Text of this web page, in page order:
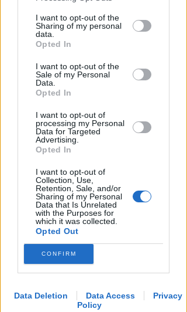
disclosure of your personal information
by third parties on the IAB’s list of
downstream participants.
by us to third parties on the IAB’s List of
Downstream Participants that may
further disclose it to other third parties.
I want to opt-out of the
Sharing of my personal
data.
Opted In
I want to opt-out of the
Sale of my Personal
Data.
Opted In
I want to opt-out of
processing my Personal
Data for Targeted
Advertising.
Opted In
I want to opt-out of
Collection, Use,
Retention, Sale, and/or
Sharing of my Personal
Data that Is Unrelated
with the Purposes for
which it was collected.
Opted Out
CONFIRM
Data Deletion Data Access
Privacy
Policy
APPROVATO DAL CDA
Dati in crescita nella semestrale
di IEG, stime al rialzo per
l'esercizio 2026